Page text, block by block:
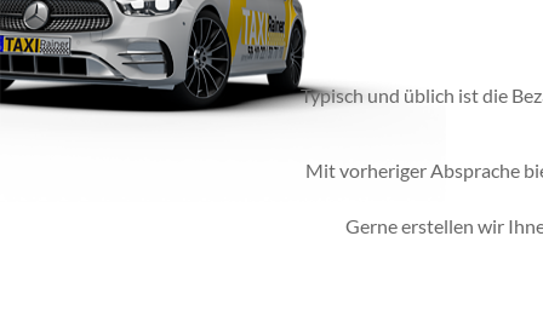
Typisch und üblich ist die
Mit vorheriger Absprache
Gerne erstellen wir